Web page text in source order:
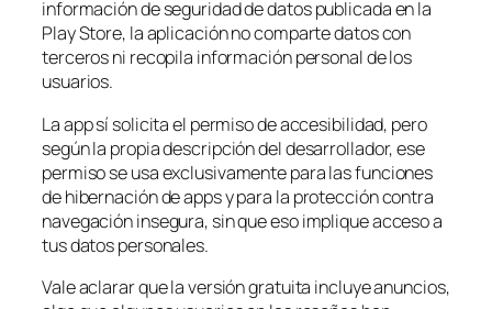
información de seguridad de datos publicada en la
Play Store, la aplicación no comparte datos con
terceros ni recopila información personal de los
usuarios.
La app sí solicita el permiso de accesibilidad, pero
según la propia descripción del desarrollador, ese
permiso se usa exclusivamente para las funciones
de hibernación de apps y para la protección contra
navegación insegura, sin que eso implique acceso a
tus datos personales.
Vale aclarar que la versión gratuita incluye anuncios,